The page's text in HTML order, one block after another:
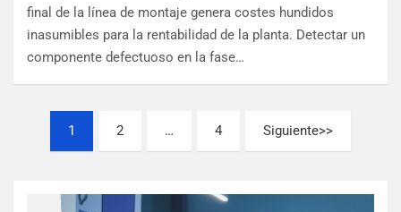
final de la línea de montaje genera costes hundidos
inasumibles para la rentabilidad de la planta. Detectar un
componente defectuoso en la fase…
1 2 … 4 Siguiente